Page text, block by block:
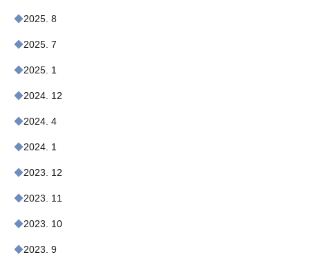
2025. 8
2025. 7
2025. 1
2024. 12
2024. 4
2024. 1
2023. 12
2023. 11
2023. 10
2023. 9